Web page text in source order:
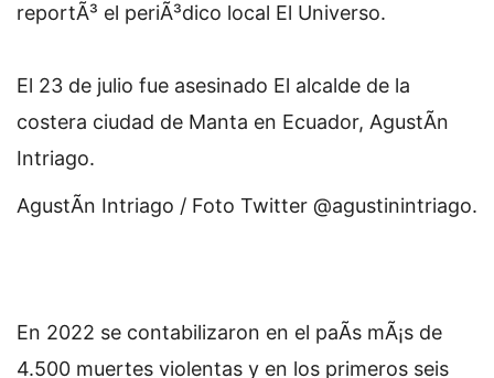
reportÃ³ el periÃ³dico local El Universo.
El 23 de julio fue asesinado El alcalde de la
costera ciudad de Manta en Ecuador, AgustÃ­n
Intriago.
AgustÃ­n Intriago / Foto Twitter @agustinintriago.
En 2022 se contabilizaron en el paÃ­s mÃ¡s de
4.500 muertes violentas y en los primeros seis